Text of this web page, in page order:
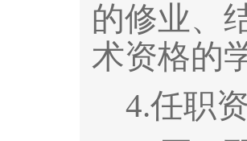
的修业、
术资格的
4.任职